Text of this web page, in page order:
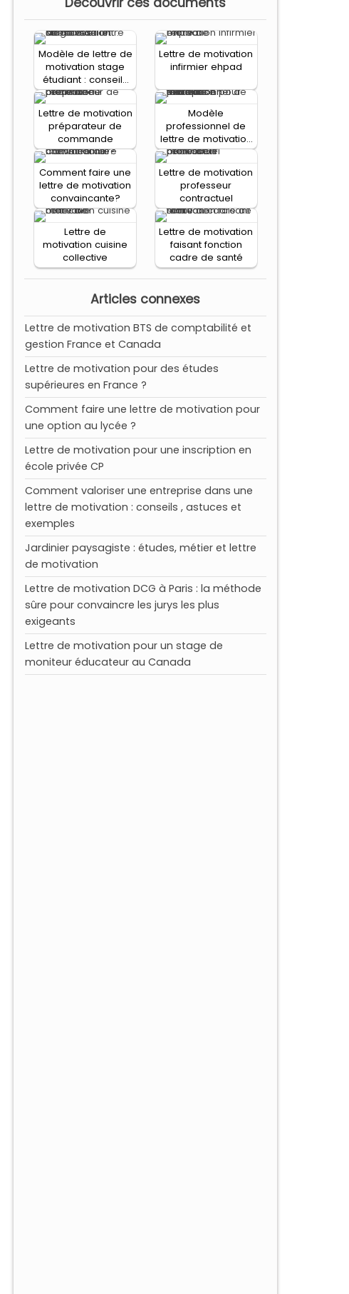
Modèle de lettre de
motivation stage
étudiant : conseils
et directives
Lettre de motivation
infirmier ehpad
Lettre de motivation
préparateur de
commande
Modèle
professionnel de
lettre de motivation
pour travailler en
Comment faire une
lettre de motivation
convaincante?
Lettre de motivation
professeur
contractuel
Lettre de
motivation cuisine
collective
Lettre de motivation
faisant fonction
cadre de santé
Articles connexes
Lettre de motivation BTS de comptabilité et
gestion France et Canada
Lettre de motivation pour des études
supérieures en France ?
Comment faire une lettre de motivation pour
une option au lycée ?
Lettre de motivation pour une inscription en
école privée CP
Comment valoriser une entreprise dans une
lettre de motivation : conseils , astuces et
exemples
Jardinier paysagiste : études, métier et lettre
de motivation
Lettre de motivation DCG à Paris : la méthode
sûre pour convaincre les jurys les plus
exigeants
Lettre de motivation pour un stage de
moniteur éducateur au Canada